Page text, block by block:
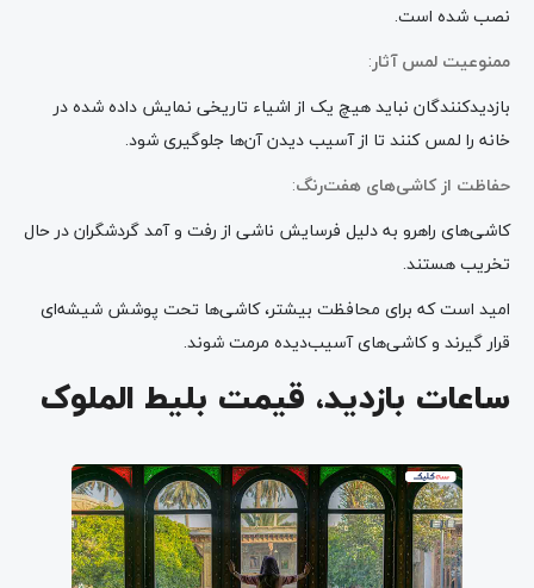
نصب شده است.
ممنوعیت لمس آثار:
بازدیدکنندگان نباید هیچ یک از اشیاء تاریخی نمایش داده شده در
خانه را لمس کنند تا از آسیب دیدن آن‌ها جلوگیری شود.
حفاظت از کاشی‌های هفت‌رنگ:
کاشی‌های راهرو به دلیل فرسایش ناشی از رفت و آمد گردشگران در حال
تخریب هستند.
امید است که برای محافظت بیشتر، کاشی‌ها تحت پوشش شیشه‌ای
قرار گیرند و کاشی‌های آسیب‌دیده مرمت شوند.
ساعات بازدید، قیمت بلیط الملوک